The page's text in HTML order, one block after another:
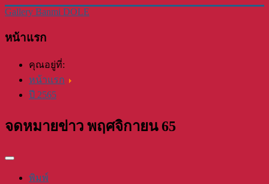
Gallery Banmi DOLE
หน้าแรก
คุณอยู่ที่:
หน้าแรก
ปี 2565
จดหมายข่าว พฤศจิกายน 65
พิมพ์